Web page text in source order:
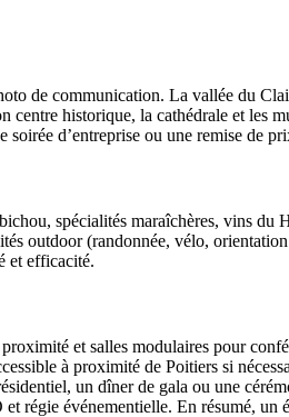
de communication. La vallée du
historique, la cathédrale et les
d’entreprise ou une remise de
spécialités maraîchères, vins du
outdoor (randonnée, vélo,
et efficacité.
et salles modulaires pour
à proximité de Poitiers si
un dîner de gala ou une
régie événementielle. En résumé, un